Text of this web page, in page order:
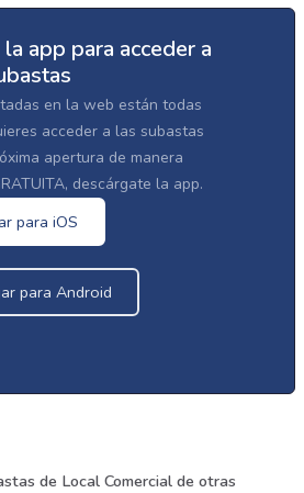
app para acceder a
en la web están todas
acceder a las subastas
apertura de manera
descárgate la app.
para iOS
para Android
de Local Comercial de otras